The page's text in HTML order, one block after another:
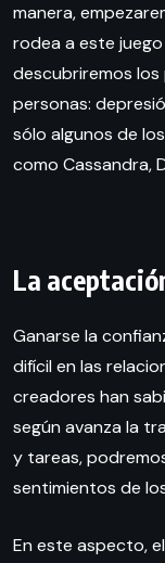
manera,
rodea a este
descubriremos los
personas:
sólo algunos de
como Cassandra,
La
Ganarse la
difícil en las
creadores han
según avanza la
y tareas,
sentimientos de
En este aspecto,